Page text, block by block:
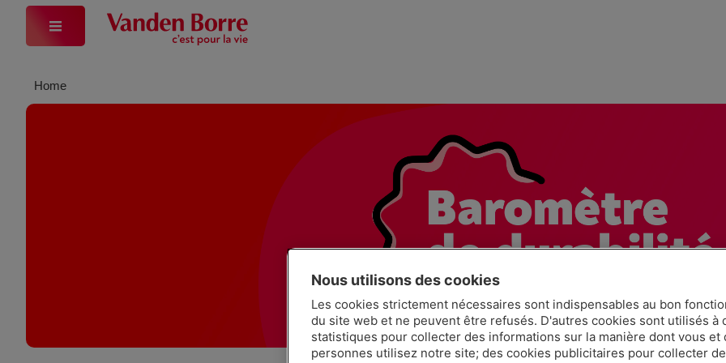
Home
Nous utilisons des cookies
Les cookies strictement nécessaires sont indispensables au bon
du site web et ne peuvent être refusés. D'autres cookies sont utilisés à
statistiques pour collecter des informations sur la manière dont vous et
personnes utilisez notre site; des cookies publicitaires pour collecter